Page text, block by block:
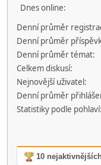
Dnes online:
Denní průměr
Denní průměr
Denní průměr témat:
Celkem diskusí:
Nejnovější uživatel:
Denní průměr
Statistiky podle pohlaví:
10